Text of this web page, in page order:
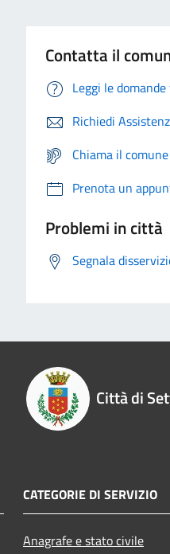
Contatta il
Leggi le
Richiedi
Chiama il
Prenota un
Problemi in città
Segnala
Città di
CATEGORIE DI SERVIZIO
Anagrafe e stato civile